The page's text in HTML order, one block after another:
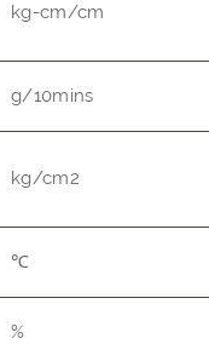
kg-cm/cm
g/10mins
kg/cm2
℃
%